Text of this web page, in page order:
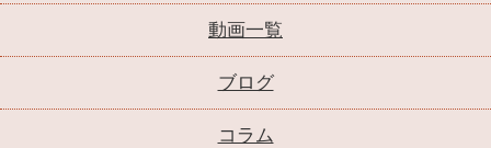
動画一覧
ブログ
コラム